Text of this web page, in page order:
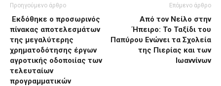
Προηγούμενο άρθρο
Εκδόθηκε ο προσωρινός
πίνακας αποτελεσμάτων
της μεγαλύτερης
χρηματοδότησης έργων
αγροτικής οδοποιίας των
τελευταίων
προγραμματικών
Επόμενο άρθρο
Από τον Νείλο στην
Ήπειρο: Το Ταξίδι του
Παπύρου Ενώνει τα Σχολεία
της Πιερίας και των
Ιωαννίνων